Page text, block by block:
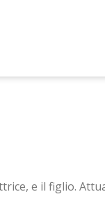
e il figlio.